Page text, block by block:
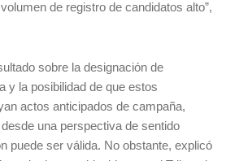
de registro de candidatos alto”,
sobre la designación de
y la posibilidad de que estos
actos anticipados de campaña,
una perspectiva de sentido
puede ser válida. No obstante, explicó